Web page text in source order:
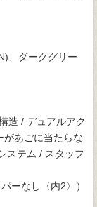
、ダークグリー
造 / デュアルアク
があごに当たらな
ステム / スタッフ
ーなし〈内2〉）